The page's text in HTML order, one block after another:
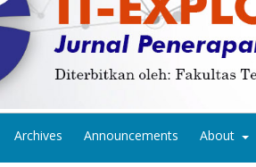
Archives Announcements About